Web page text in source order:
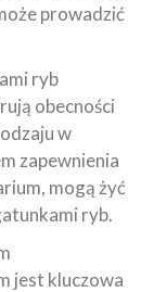
prowadzić
ryb
obecności
w
zapewnienia
mogą żyć
ryb.
jest kluczowa